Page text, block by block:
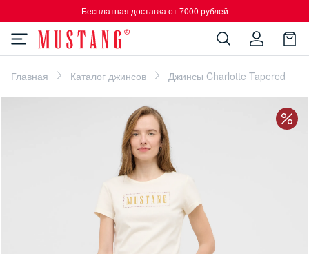
Бесплатная доставка от 7000 рублей
Главная Каталог джинсов Джинсы Charlotte Tapered